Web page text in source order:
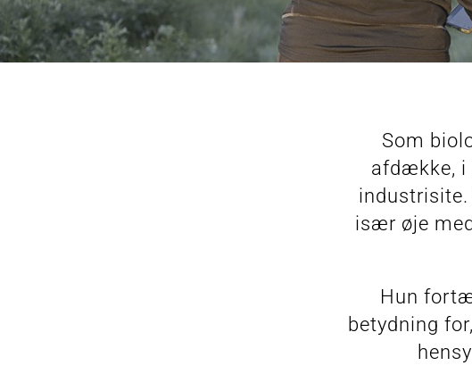
Som
afdække, i
industrisite.
især øje
Hun
betydning